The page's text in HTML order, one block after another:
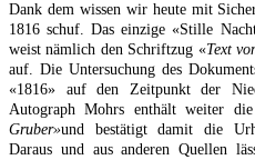
Dank dem wissen wir heute mit
1816 schuf. Das einzige «Stille
weist nämlich den Schriftzug «Text
auf. Die Untersuchung des
«1816» auf den Zeitpunkt der
Autograph Mohrs enthält weiter
Gruber»und bestätigt damit die
Daraus und aus anderen Quellen